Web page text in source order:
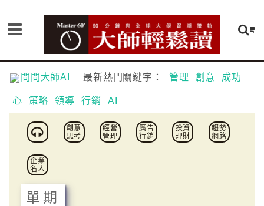
問問大師AI 最新熱門關鍵字： 管理 創意 成功
心 策略 領導 行銷 AI
創意
思考
經營
管理
廣告
行銷
投資
理財
趨勢
網路
企業
名人
單期